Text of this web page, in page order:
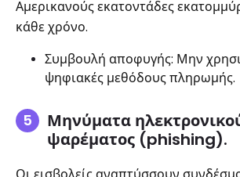
Αμερικανούς εκατοντάδες
κάθε χρόνο.
Συμβουλή αποφυγής: Μην
ψηφιακές μεθόδους πληρωμής.
Μηνύματα
ψαρέματος (phishing).